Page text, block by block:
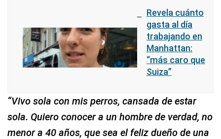
Revela cuánto
gasta al día
trabajando en
Manhattan:
“más caro que
Suiza”
“Vivo sola con mis perros, cansada de estar
sola. Quiero conocer a un hombre de verdad, no
menor a 40 años, que sea el feliz dueño de una